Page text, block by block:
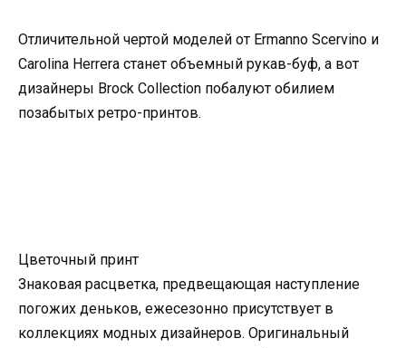
Отличительной чертой моделей от Ermanno Scervino и
Carolina Herrera станет объемный рукав-буф, а вот
дизайнеры Brock Collection побалуют обилием
позабытых ретро-принтов.
Цветочный принт
Знаковая расцветка, предвещающая наступление
погожих деньков, ежесезонно присутствует в
коллекциях модных дизайнеров. Оригинальный